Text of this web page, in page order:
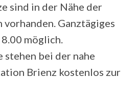
sind in der Nähe der
Ganztägiges
möglich.
bei der nahe
Brienz kostenlos zur